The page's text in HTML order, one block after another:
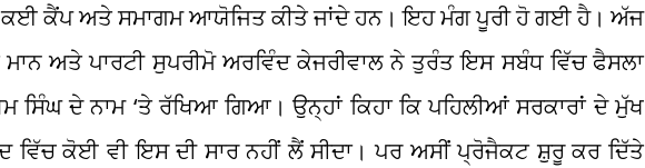
ਕਈ ਕੈਂਪ ਅਤੇ ਸਮਾਗਮ ਆਯੋਜਿਤ ਕੀਤੇ ਜਾਂਦੇ ਹਨ। ਇਹ ਮੰਗ ਪੂਰੀ ਹੋ ਗਈ ਹੈ। ਅੱਜ
ਅਤੇ ਪਾਰਟੀ ਸੁਪਰੀਮੋ ਅਰਵਿੰਦ ਕੇਜਰੀਵਾਲ ਨੇ ਤੁਰੰਤ ਇਸ ਸਬੰਧ ਵਿੱਚ ਫੈਸਲਾ
ਦੇ ਨਾਮ ‘ਤੇ ਰੱਖਿਆ ਗਿਆ। ਉਨ੍ਹਾਂ ਕਿਹਾ ਕਿ ਪਹਿਲੀਆਂ ਸਰਕਾਰਾਂ ਦੇ ਮੁੱਖ
ਕੋਈ ਵੀ ਇਸ ਦੀ ਸਾਰ ਨਹੀਂ ਲੈਂ ਸੀਦਾ। ਪਰ ਅਸੀਂ ਪ੍ਰੋਜੈਕਟ ਸ਼ੁਰੂ ਕਰ ਦਿੱਤੇ